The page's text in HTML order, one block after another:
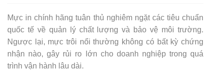
Mực in chính hãng tuân thủ nghiêm ngặt các tiêu chuẩn
quốc tế về quản lý chất lượng và bảo vệ môi trường.
Ngược lại, mực trôi nổi thường không có bất kỳ chứng
nhận nào, gây rủi ro lớn cho doanh nghiệp trong quá
trình vận hành lâu dài.